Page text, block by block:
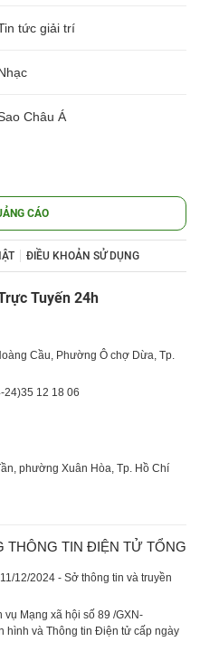
tức giải trí
Châu Á
CÁO
ĐIỀU KHOẢN SỬ DỤNG
Tuyến 24h
Cầu, Phường Ô chợ Dừa, Tp.
24)35 12 18 06
phường Xuân Hòa, Tp. Hồ Chí
THÔNG TIN ĐIỆN TỬ TỔNG
12/2024 - Sở thông tin và truyền
Mạng xã hội số 89 /GXN-
hình và Thông tin Điện tử cấp ngày